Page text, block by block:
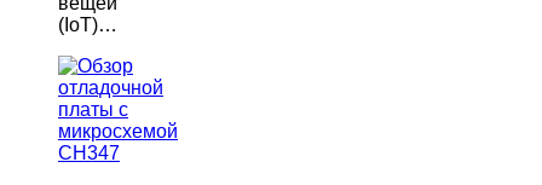
(IoT)…